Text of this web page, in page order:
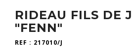
RIDEAU FILS DE
"FENN"
REF : 217010/J